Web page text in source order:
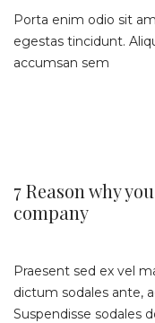
Porta enim odio sit
egestas tincidunt.
accumsan sem
7 Reason why
company
Praesent sed ex vel
dictum sodales ante,
Suspendisse sodales